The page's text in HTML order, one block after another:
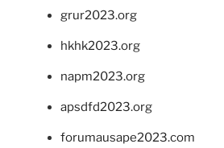
grur2023.org
hkhk2023.org
napm2023.org
apsdfd2023.org
forumausape2023.com